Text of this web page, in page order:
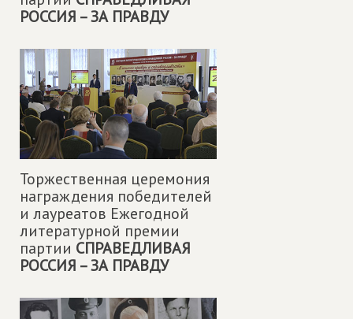
РОССИЯ – ЗА ПРАВДУ
Торжественная церемония
награждения победителей
и лауреатов Ежегодной
литературной премии
партии СПРАВЕДЛИВАЯ
РОССИЯ – ЗА ПРАВДУ